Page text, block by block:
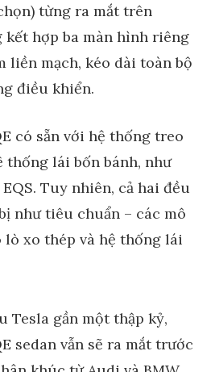
từng ra mắt trên
kết hợp ba màn hình riêng
liền mạch, kéo dài toàn bộ
điều khiển.
có sẵn với hệ thống treo
thống lái bốn bánh, như
Tuy nhiên, cả hai đều
như tiêu chuẩn – các mô
xo thép và hệ thống lái